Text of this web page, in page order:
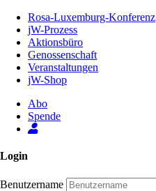
Inhalt
Seite
Rosa-Luxemburg-Konferenz
jW-Prozess
Aktionsbüro
Genossenschaft
Veranstaltungen
jW-Shop
Abo
Spende
Login
Benutzername